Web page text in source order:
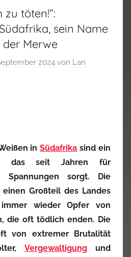
zu töten!”:
sein Name
Merwe
2024 von Lan
inSüdafrika sind ein
das seit Jahren für
Spannungen sorgt. Die
einen Großteil des Landes
wieder Opfer von
die oft tödlich enden. Die
von extremer Brutalität
Vergewaltigungund